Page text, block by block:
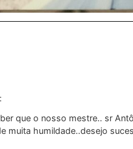
que o nosso mestre.. sr
muita humildade..desejo